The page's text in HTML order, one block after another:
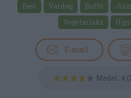
Fest
Vardag Buffé
Vegetariskt
E-mail
Medel: 4 (